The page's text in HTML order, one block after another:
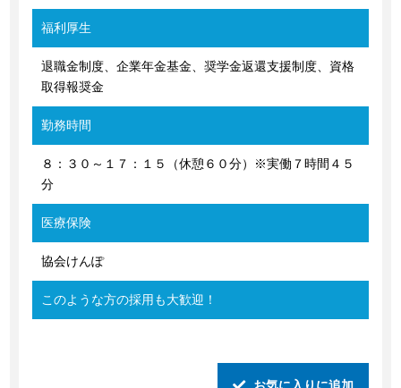
福利厚生
退職金制度、企業年金基金、奨学金返還支援制度、資格
取得報奨金
勤務時間
８：３０～１７：１５（休憩６０分）※実働７時間４５
分
医療保険
協会けんぽ
このような方の採用も大歓迎！